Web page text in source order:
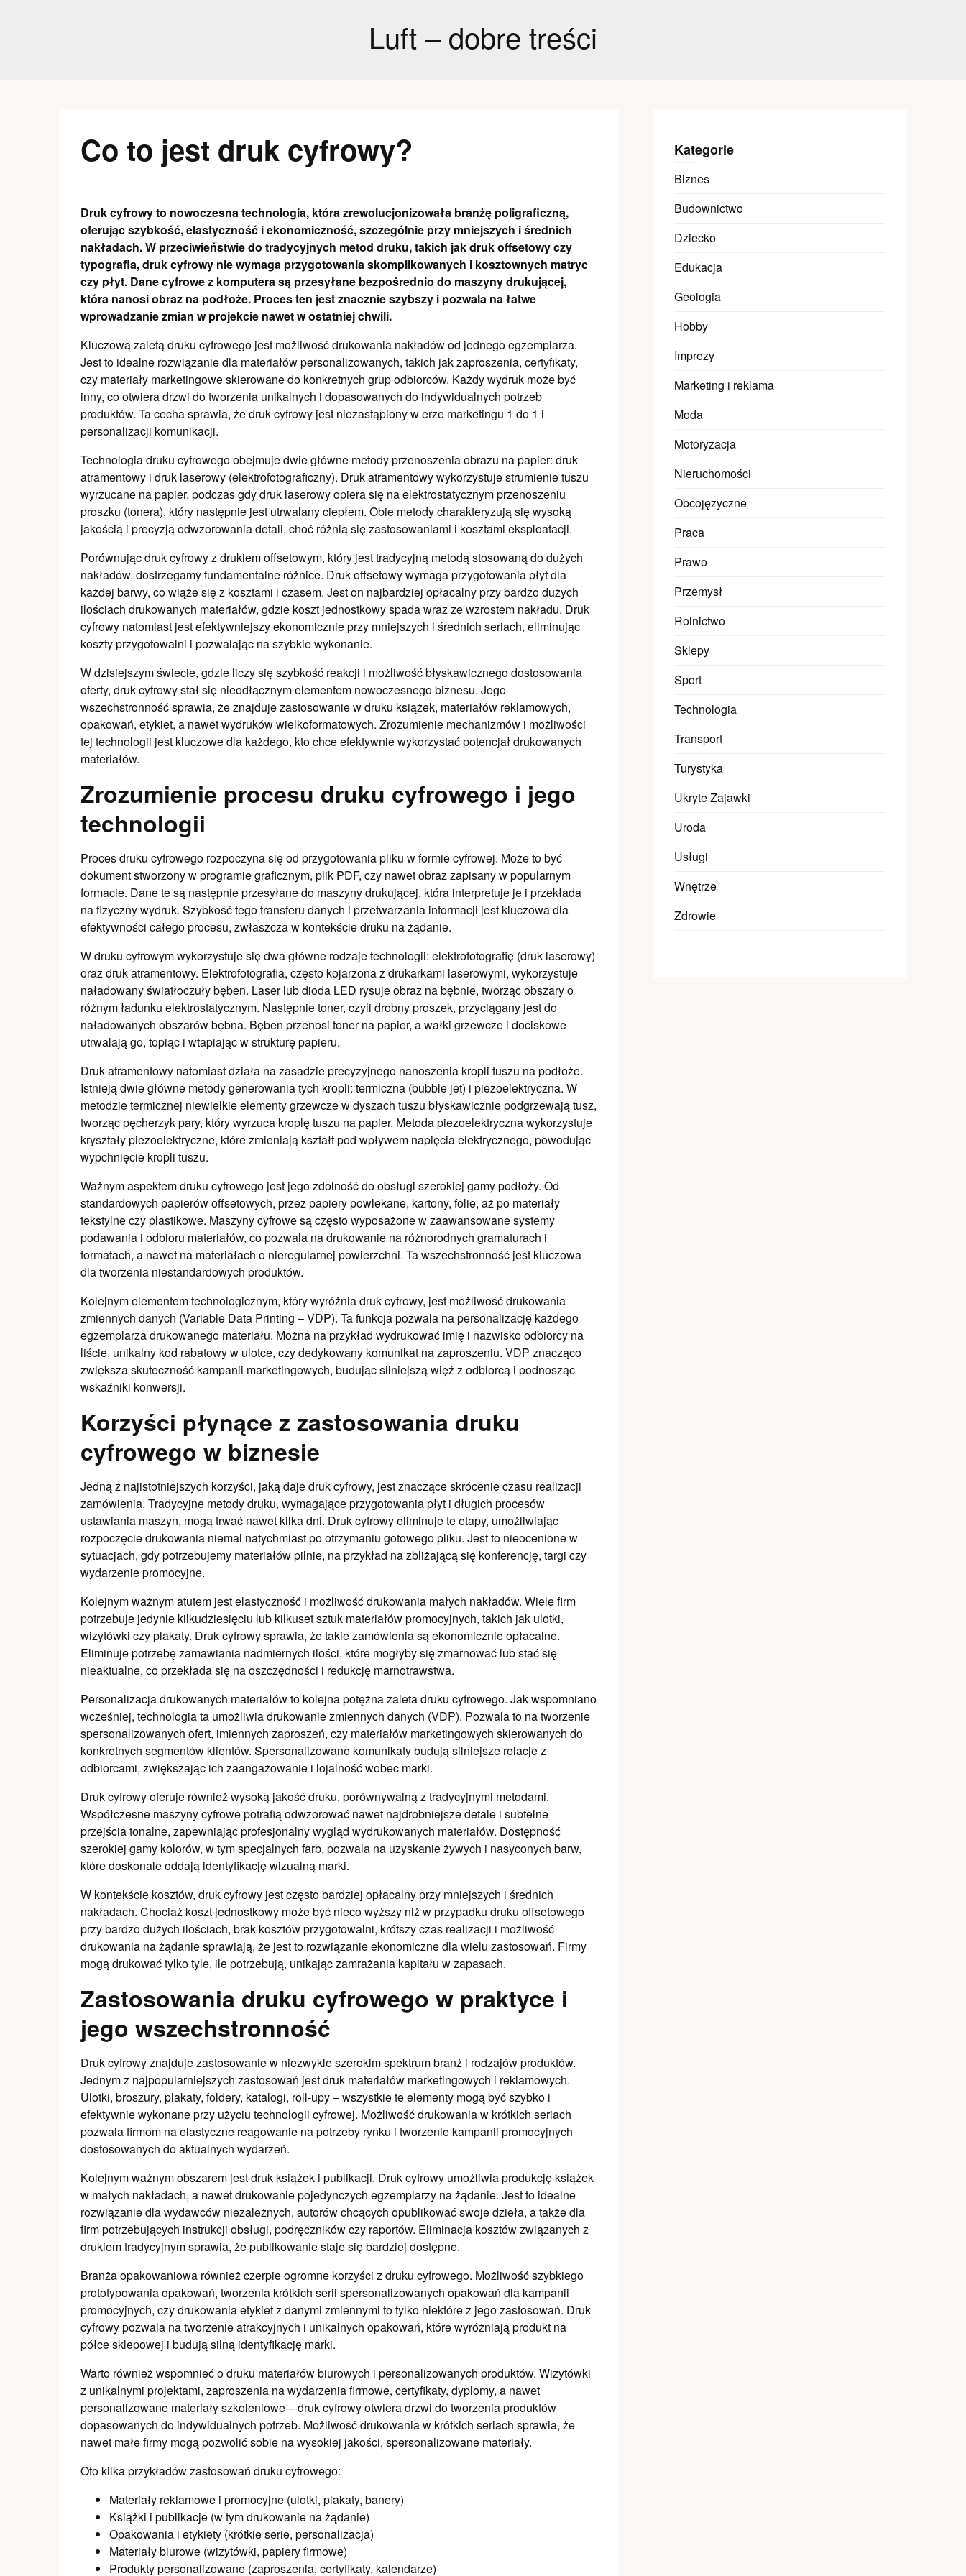
Luft – dobre treści
Co to jest druk cyfrowy?
Druk cyfrowy to nowoczesna technologia, która zrewolucjonizowała branżę poligraficzną,
oferując szybkość, elastyczność i ekonomiczność, szczególnie przy mniejszych i średnich
nakładach. W przeciwieństwie do tradycyjnych metod druku, takich jak druk offsetowy czy
typografia, druk cyfrowy nie wymaga przygotowania skomplikowanych i kosztownych matryc
czy płyt. Dane cyfrowe z komputera są przesyłane bezpośrednio do maszyny drukującej,
która nanosi obraz na podłoże. Proces ten jest znacznie szybszy i pozwala na łatwe
wprowadzanie zmian w projekcie nawet w ostatniej chwili.
Kluczową zaletą druku cyfrowego jest możliwość drukowania nakładów od jednego egzemplarza.
Jest to idealne rozwiązanie dla materiałów personalizowanych, takich jak zaproszenia, certyfikaty,
czy materiały marketingowe skierowane do konkretnych grup odbiorców. Każdy wydruk może być
inny, co otwiera drzwi do tworzenia unikalnych i dopasowanych do indywidualnych potrzeb
produktów. Ta cecha sprawia, że druk cyfrowy jest niezastąpiony w erze marketingu 1 do 1 i
personalizacji komunikacji.
Technologia druku cyfrowego obejmuje dwie główne metody przenoszenia obrazu na papier: druk
atramentowy i druk laserowy (elektrofotograficzny). Druk atramentowy wykorzystuje strumienie tuszu
wyrzucane na papier, podczas gdy druk laserowy opiera się na elektrostatycznym przenoszeniu
proszku (tonera), który następnie jest utrwalany ciepłem. Obie metody charakteryzują się wysoką
jakością i precyzją odwzorowania detali, choć różnią się zastosowaniami i kosztami eksploatacji.
Porównując druk cyfrowy z drukiem offsetowym, który jest tradycyjną metodą stosowaną do dużych
nakładów, dostrzegamy fundamentalne różnice. Druk offsetowy wymaga przygotowania płyt dla
każdej barwy, co wiąże się z kosztami i czasem. Jest on najbardziej opłacalny przy bardzo dużych
ilościach drukowanych materiałów, gdzie koszt jednostkowy spada wraz ze wzrostem nakładu. Druk
cyfrowy natomiast jest efektywniejszy ekonomicznie przy mniejszych i średnich seriach, eliminując
koszty przygotowalni i pozwalając na szybkie wykonanie.
W dzisiejszym świecie, gdzie liczy się szybkość reakcji i możliwość błyskawicznego dostosowania
oferty, druk cyfrowy stał się nieodłącznym elementem nowoczesnego biznesu. Jego
wszechstronność sprawia, że znajduje zastosowanie w druku książek, materiałów reklamowych,
opakowań, etykiet, a nawet wydruków wielkoformatowych. Zrozumienie mechanizmów i możliwości
tej technologii jest kluczowe dla każdego, kto chce efektywnie wykorzystać potencjał drukowanych
materiałów.
Zrozumienie procesu druku cyfrowego i jego
technologii
Proces druku cyfrowego rozpoczyna się od przygotowania pliku w formie cyfrowej. Może to być
dokument stworzony w programie graficznym, plik PDF, czy nawet obraz zapisany w popularnym
formacie. Dane te są następnie przesyłane do maszyny drukującej, która interpretuje je i przekłada
na fizyczny wydruk. Szybkość tego transferu danych i przetwarzania informacji jest kluczowa dla
efektywności całego procesu, zwłaszcza w kontekście druku na żądanie.
W druku cyfrowym wykorzystuje się dwa główne rodzaje technologii: elektrofotografię (druk laserowy)
oraz druk atramentowy. Elektrofotografia, często kojarzona z drukarkami laserowymi, wykorzystuje
naładowany światłoczuły bęben. Laser lub dioda LED rysuje obraz na bębnie, tworząc obszary o
różnym ładunku elektrostatycznym. Następnie toner, czyli drobny proszek, przyciągany jest do
naładowanych obszarów bębna. Bęben przenosi toner na papier, a wałki grzewcze i dociskowe
utrwalają go, topiąc i wtapiając w strukturę papieru.
Druk atramentowy natomiast działa na zasadzie precyzyjnego nanoszenia kropli tuszu na podłoże.
Istnieją dwie główne metody generowania tych kropli: termiczna (bubble jet) i piezoelektryczna. W
metodzie termicznej niewielkie elementy grzewcze w dyszach tuszu błyskawicznie podgrzewają tusz,
tworząc pęcherzyk pary, który wyrzuca kroplę tuszu na papier. Metoda piezoelektryczna wykorzystuje
kryształy piezoelektryczne, które zmieniają kształt pod wpływem napięcia elektrycznego, powodując
wypchnięcie kropli tuszu.
Ważnym aspektem druku cyfrowego jest jego zdolność do obsługi szerokiej gamy podłoży. Od
standardowych papierów offsetowych, przez papiery powlekane, kartony, folie, aż po materiały
tekstylne czy plastikowe. Maszyny cyfrowe są często wyposażone w zaawansowane systemy
podawania i odbioru materiałów, co pozwala na drukowanie na różnorodnych gramaturach i
formatach, a nawet na materiałach o nieregularnej powierzchni. Ta wszechstronność jest kluczowa
dla tworzenia niestandardowych produktów.
Kolejnym elementem technologicznym, który wyróżnia druk cyfrowy, jest możliwość drukowania
zmiennych danych (Variable Data Printing – VDP). Ta funkcja pozwala na personalizację każdego
egzemplarza drukowanego materiału. Można na przykład wydrukować imię i nazwisko odbiorcy na
liście, unikalny kod rabatowy w ulotce, czy dedykowany komunikat na zaproszeniu. VDP znacząco
zwiększa skuteczność kampanii marketingowych, budując silniejszą więź z odbiorcą i podnosząc
wskaźniki konwersji.
Korzyści płynące z zastosowania druku
cyfrowego w biznesie
Jedną z najistotniejszych korzyści, jaką daje druk cyfrowy, jest znaczące skrócenie czasu realizacji
zamówienia. Tradycyjne metody druku, wymagające przygotowania płyt i długich procesów
ustawiania maszyn, mogą trwać nawet kilka dni. Druk cyfrowy eliminuje te etapy, umożliwiając
rozpoczęcie drukowania niemal natychmiast po otrzymaniu gotowego pliku. Jest to nieocenione w
sytuacjach, gdy potrzebujemy materiałów pilnie, na przykład na zbliżającą się konferencję, targi czy
wydarzenie promocyjne.
Kolejnym ważnym atutem jest elastyczność i możliwość drukowania małych nakładów. Wiele firm
potrzebuje jedynie kilkudziesięciu lub kilkuset sztuk materiałów promocyjnych, takich jak ulotki,
wizytówki czy plakaty. Druk cyfrowy sprawia, że takie zamówienia są ekonomicznie opłacalne.
Eliminuje potrzebę zamawiania nadmiernych ilości, które mogłyby się zmarnować lub stać się
nieaktualne, co przekłada się na oszczędności i redukcję marnotrawstwa.
Personalizacja drukowanych materiałów to kolejna potężna zaleta druku cyfrowego. Jak wspomniano
wcześniej, technologia ta umożliwia drukowanie zmiennych danych (VDP). Pozwala to na tworzenie
spersonalizowanych ofert, imiennych zaproszeń, czy materiałów marketingowych skierowanych do
konkretnych segmentów klientów. Spersonalizowane komunikaty budują silniejsze relacje z
odbiorcami, zwiększając ich zaangażowanie i lojalność wobec marki.
Druk cyfrowy oferuje również wysoką jakość druku, porównywalną z tradycyjnymi metodami.
Współczesne maszyny cyfrowe potrafią odwzorować nawet najdrobniejsze detale i subtelne
przejścia tonalne, zapewniając profesjonalny wygląd wydrukowanych materiałów. Dostępność
szerokiej gamy kolorów, w tym specjalnych farb, pozwala na uzyskanie żywych i nasyconych barw,
które doskonale oddają identyfikację wizualną marki.
W kontekście kosztów, druk cyfrowy jest często bardziej opłacalny przy mniejszych i średnich
nakładach. Chociaż koszt jednostkowy może być nieco wyższy niż w przypadku druku offsetowego
przy bardzo dużych ilościach, brak kosztów przygotowalni, krótszy czas realizacji i możliwość
drukowania na żądanie sprawiają, że jest to rozwiązanie ekonomiczne dla wielu zastosowań. Firmy
mogą drukować tylko tyle, ile potrzebują, unikając zamrażania kapitału w zapasach.
Zastosowania druku cyfrowego w praktyce i
jego wszechstronność
Druk cyfrowy znajduje zastosowanie w niezwykle szerokim spektrum branż i rodzajów produktów.
Jednym z najpopularniejszych zastosowań jest druk materiałów marketingowych i reklamowych.
Ulotki, broszury, plakaty, foldery, katalogi, roll-upy – wszystkie te elementy mogą być szybko i
efektywnie wykonane przy użyciu technologii cyfrowej. Możliwość drukowania w krótkich seriach
pozwala firmom na elastyczne reagowanie na potrzeby rynku i tworzenie kampanii promocyjnych
dostosowanych do aktualnych wydarzeń.
Kolejnym ważnym obszarem jest druk książek i publikacji. Druk cyfrowy umożliwia produkcję książek
w małych nakładach, a nawet drukowanie pojedynczych egzemplarzy na żądanie. Jest to idealne
rozwiązanie dla wydawców niezależnych, autorów chcących opublikować swoje dzieła, a także dla
firm potrzebujących instrukcji obsługi, podręczników czy raportów. Eliminacja kosztów związanych z
drukiem tradycyjnym sprawia, że publikowanie staje się bardziej dostępne.
Branża opakowaniowa również czerpie ogromne korzyści z druku cyfrowego. Możliwość szybkiego
prototypowania opakowań, tworzenia krótkich serii spersonalizowanych opakowań dla kampanii
promocyjnych, czy drukowania etykiet z danymi zmiennymi to tylko niektóre z jego zastosowań. Druk
cyfrowy pozwala na tworzenie atrakcyjnych i unikalnych opakowań, które wyróżniają produkt na
półce sklepowej i budują silną identyfikację marki.
Warto również wspomnieć o druku materiałów biurowych i personalizowanych produktów. Wizytówki
z unikalnymi projektami, zaproszenia na wydarzenia firmowe, certyfikaty, dyplomy, a nawet
personalizowane materiały szkoleniowe – druk cyfrowy otwiera drzwi do tworzenia produktów
dopasowanych do indywidualnych potrzeb. Możliwość drukowania w krótkich seriach sprawia, że
nawet małe firmy mogą pozwolić sobie na wysokiej jakości, spersonalizowane materiały.
Oto kilka przykładów zastosowań druku cyfrowego:
Materiały reklamowe i promocyjne (ulotki, plakaty, banery)
Książki i publikacje (w tym drukowanie na żądanie)
Opakowania i etykiety (krótkie serie, personalizacja)
Materiały biurowe (wizytówki, papiery firmowe)
Produkty personalizowane (zaproszenia, certyfikaty, kalendarze)
Kategorie
Biznes
Budownictwo
Dziecko
Edukacja
Geologia
Hobby
Imprezy
Marketing i reklama
Moda
Motoryzacja
Nieruchomości
Obcojęzyczne
Praca
Prawo
Przemysł
Rolnictwo
Sklepy
Sport
Technologia
Transport
Turystyka
Ukryte Zajawki
Uroda
Usługi
Wnętrze
Zdrowie